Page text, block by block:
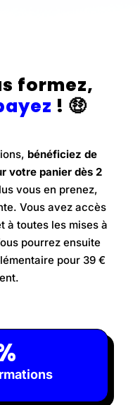
formez,
! 🤑
bénéficiez de
votre panier dès 2
vous en prenez,
Vous avez accès
à toutes les mises à
pourrez ensuite
pour 39 €